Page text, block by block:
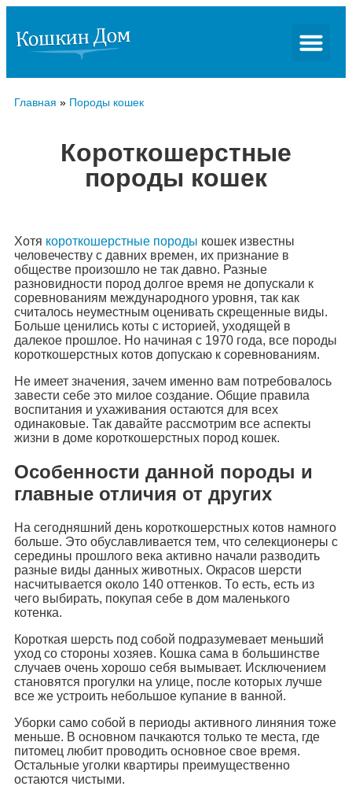
Главная » Породы кошек
Короткошерстные
породы кошек
Хотя короткошерстные породы кошек известны
человечеству с давних времен, их признание в
обществе произошло не так давно. Разные
разновидности пород долгое время не допускали к
соревнованиям международного уровня, так как
считалось неуместным оценивать скрещенные виды.
Больше ценились коты с историей, уходящей в
далекое прошлое. Но начиная с 1970 года, все породы
короткошерстных котов допускаю к соревнованиям.
Не имеет значения, зачем именно вам потребовалось
завести себе это милое создание. Общие правила
воспитания и ухаживания остаются для всех
одинаковые. Так давайте рассмотрим все аспекты
жизни в доме короткошерстных пород кошек.
Особенности данной породы и
главные отличия от других
На сегодняшний день короткошерстных котов намного
больше. Это обуславливается тем, что селекционеры с
середины прошлого века активно начали разводить
разные виды данных животных. Окрасов шерсти
насчитывается около 140 оттенков. То есть, есть из
чего выбирать, покупая себе в дом маленького
котенка.
Короткая шерсть под собой подразумевает меньший
уход со стороны хозяев. Кошка сама в большинстве
случаев очень хорошо себя вымывает. Исключением
становятся прогулки на улице, после которых лучше
все же устроить небольшое купание в ванной.
Уборки само собой в периоды активного линяния тоже
меньше. В основном пачкаются только те места, где
питомец любит проводить основное свое время.
Остальные уголки квартиры преимущественно
остаются чистыми.